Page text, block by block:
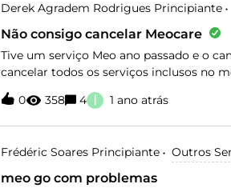
opção “tv fora de casa”!Agradecia
Derek Agradem Rodrigues Principiante
Não consigo cancelar Meocare
Tive um serviço Meo ano passado e o
cancelar todos os serviços inclusos no
fazem mais de dois meses dês do
aplicação, então recebi um e-mail de
tinha uma fatura do mês de Janeiro
quero muito mesmo resolver o meu
da Meo só fica me jogando de um lado
0 358 4 I 1 ano atrás
Frédéric Soares Principiante Outros
meo go com problemas